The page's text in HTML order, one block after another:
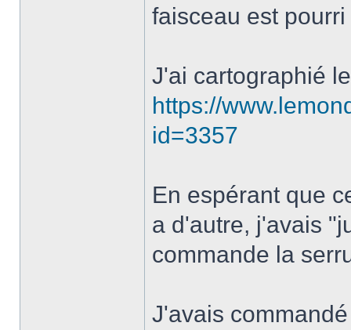
faisceau est
J'ai cartographié
https://
id=3357
En espérant que
a d'autre, j'avais
commande la
J'avais